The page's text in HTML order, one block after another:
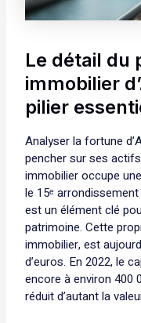
Le détail du
immobilier
pilier
Analyser la fortune
pencher sur ses
immobilier occupe
le 15ᵉ
est un élément clé
patrimoine. Cette
immobilier, est
d’euros. En 2022, le
encore à environ 400
réduit d’autant la